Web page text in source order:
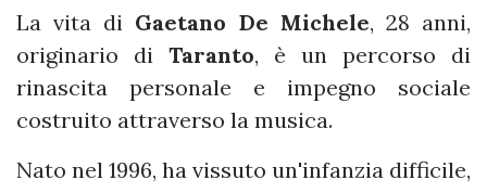
La vita di Gaetano De Michele, 28 anni,
originario di Taranto, è un percorso di
rinascita personale e impegno sociale
costruito attraverso la musica.
Nato nel 1996, ha vissuto un'infanzia difficile,